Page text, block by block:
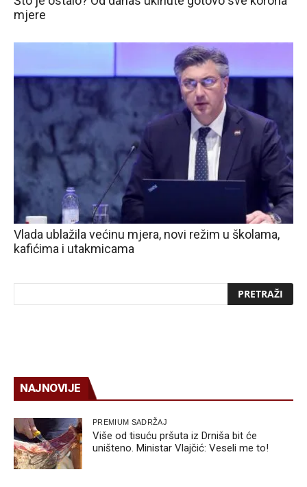
mjere
Vlada ublažila većinu mjera, novi režim u školama,
kafićima i utakmicama
NAJNOVIJE
PREMIUM SADRŽAJ
Više od tisuću pršuta iz Drniša bit će
uništeno. Ministar Vlajčić: Veseli me to!